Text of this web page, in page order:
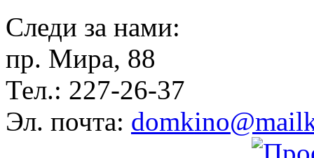
Следи за нами:
пр. Мира, 88
Тел.: 227-26-37
Эл. почта: